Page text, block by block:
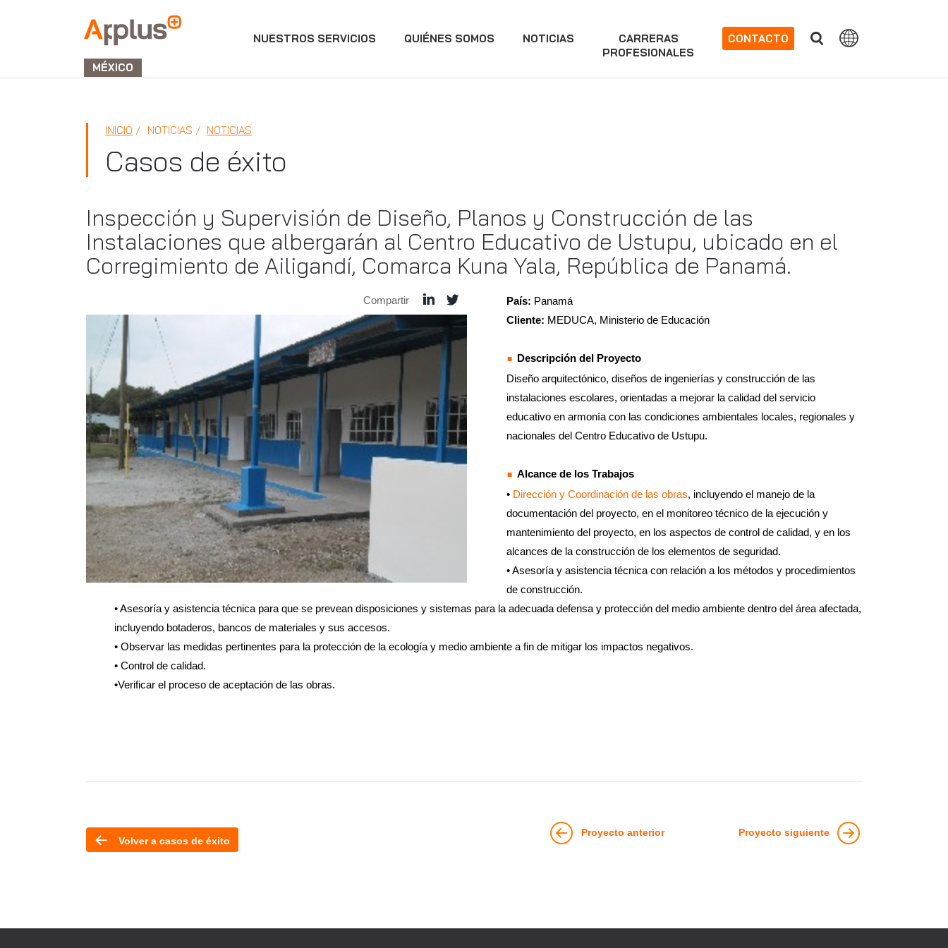
APPLUS+
GROUP
MÉXICO
NUESTROS SERVICIOS QUIÉNES SOMOS NOTICIAS
CARRERAS
PROFESIONALES
CONTACTO
INICIO NOTICIAS NOTICIAS
Casos de éxito
Inspección y Supervisión de Diseño, Planos y Construcción de las
Instalaciones que albergarán al Centro Educativo de Ustupu, ubicado en el
Corregimiento de Ailigandí, Comarca Kuna Yala, República de Panamá.
Compartir País: Panamá
Cliente: MEDUCA, Ministerio de Educación
Descripción del Proyecto
Diseño arquitectónico, diseños de ingenierías y construcción de las
instalaciones escolares, orientadas a mejorar la calidad del servicio
educativo en armonía con las condiciones ambientales locales, regionales y
nacionales del Centro Educativo de Ustupu.
Alcance de los Trabajos
• Dirección y Coordinación de las obras, incluyendo el manejo de la
documentación del proyecto, en el monitoreo técnico de la ejecución y
mantenimiento del proyecto, en los aspectos de control de calidad, y en los
alcances de la construcción de los elementos de seguridad.
• Asesoría y asistencia técnica con relación a los métodos y procedimientos
de construcción.
• Asesoría y asistencia técnica para que se prevean disposiciones y sistemas para la adecuada defensa y protección del medio ambiente dentro del área afectada,
incluyendo botaderos, bancos de materiales y sus accesos.
• Observar las medidas pertinentes para la protección de la ecología y medio ambiente a fin de mitigar los impactos negativos.
• Control de calidad.
•Verificar el proceso de aceptación de las obras.
Volver a casos de éxito
Proyecto anterior Proyecto siguiente